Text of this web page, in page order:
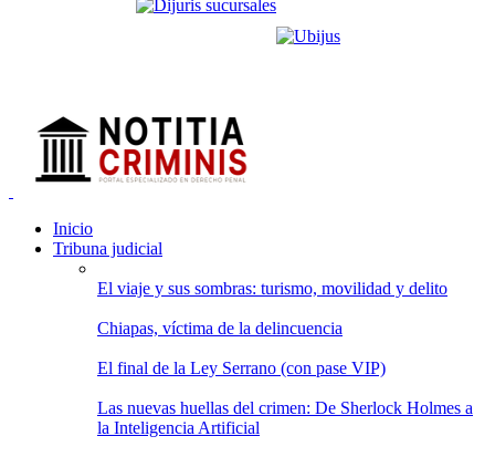
Inicio
Tribuna judicial
El viaje y sus sombras: turismo, movilidad y delito
Chiapas, víctima de la delincuencia
El final de la Ley Serrano (con pase VIP)
Las nuevas huellas del crimen: De Sherlock Holmes a
la Inteligencia Artificial